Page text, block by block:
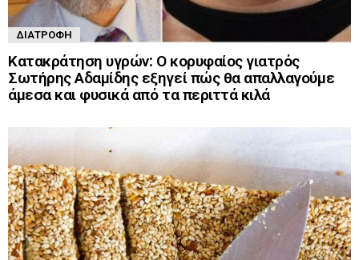
ΔΙΑΤΡΟΦΉ
Κατακράτηση υγρών: Ο κορυφαίος γιατρός
Σωτήρης Αδαμίδης εξηγεί πώς θα απαλλαγούμε
άμεσα και φυσικά από τα περιττά κιλά